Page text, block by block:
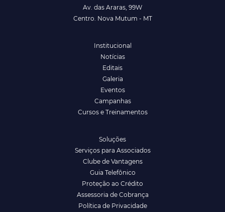
Av. das Araras, 99W
Centro. Nova Mutum - MT
Institucional
Notícias
Editais
Galeria
Eventos
Campanhas
Cursos e Treinamentos
Soluções
Serviços para Associados
Clube de Vantagens
Guia Telefônico
Proteção ao Crédito
Assessoria de Cobrança
Política de Privacidade